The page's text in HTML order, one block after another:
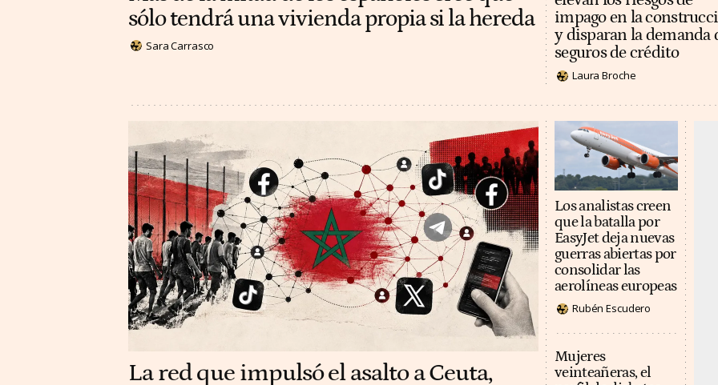
sólo tendrá una vivienda propia si la hereda
Sara Carrasco
impago en la
y disparan la demanda
seguros de crédito
Laura Broche
La red que impulsó el asalto a Ceuta,
Los analistas creen
que la batalla por
EasyJet deja nuevas
guerras abiertas por
consolidar las
aerolíneas europeas
Rubén Escudero
Mujeres
veinteañeras, el